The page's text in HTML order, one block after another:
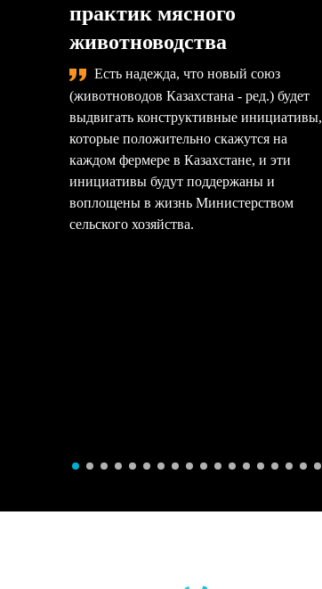
практик мясного
животноводства
Есть надежда, что новый союз
(животноводов Казахстана - ред.) будет
выдвигать конструктивные инициативы,
которые положительно скажутся на
каждом фермере в Казахстане, и эти
инициативы будут поддержаны и
воплощены в жизнь Министерством
сельского хозяйства.